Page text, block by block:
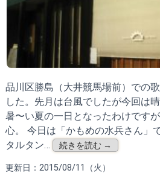
品川区勝島（大井競馬場前）での
した。先月は台風でしたが今回は
暑〜い夏の一日となったわけです
心。 今日は「かもめの水兵さん」
タルタン…
続きを読む →
更新日：2015/08/11（火）